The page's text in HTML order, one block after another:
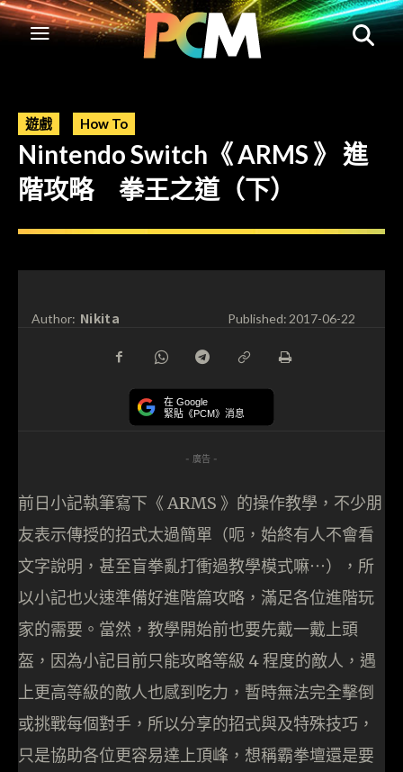
遊戲 How To
Nintendo Switch《 ARMS 》 進
階攻略 拳王之道（下）
Author: Nikita Published:2017-06-22
在 Google
緊貼《PCM》消息
- 廣告 -
前日小記執筆寫下《 ARMS 》的操作教學，不少朋
友表示傳授的招式太過簡單（呃，始終有人不會看
文字說明，甚至盲拳亂打衝過教學模式嘛⋯），所
以小記也火速準備好進階篇攻略，滿足各位進階玩
家的需要。當然，教學開始前也要先戴一戴上頭
盔，因為小記目前只能攻略等級 4 程度的敵人，遇
上更高等級的敵人也感到吃力，暫時無法完全擊倒
或挑戰每個對手，所以分享的招式與及特殊技巧，
只是協助各位更容易達上頂峰，想稱霸拳壇還是要